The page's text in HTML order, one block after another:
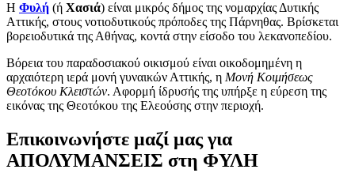
Η Φυλή (ή Χασιά) είναι μικρός δήμος της νομαρχίας Δυτικής
Αττικής, στους νοτιοδυτικούς πρόποδες της Πάρνηθας. Βρίσκεται
βορειοδυτικά της Αθήνας, κοντά στην είσοδο του λεκανοπεδίου.
Βόρεια του παραδοσιακού οικισμού είναι οικοδομημένη η
αρχαιότερη ιερά μονή γυναικών Αττικής, η Μονή Κοιμήσεως
Θεοτόκου Κλειστών. Αφορμή ίδρυσής της υπήρξε η εύρεση της
εικόνας της Θεοτόκου της Ελεούσης στην περιοχή.
Επικοινωνήστε μαζί μας για
ΑΠΟΛΥΜΑΝΣΕΙΣ στη ΦΥΛΗ